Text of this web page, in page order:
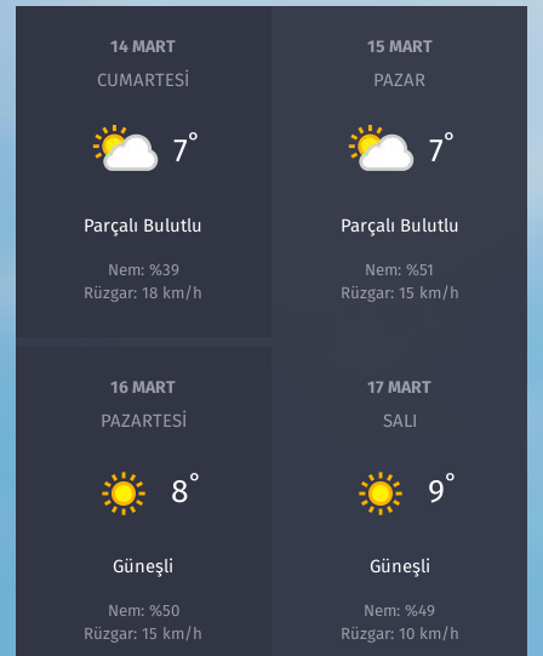
14 MART
CUMARTESI
7°
Parçalı Bulutlu
Nem: %39
Rüzgar: 18 km/h
15 MART
PAZAR
7°
Parçalı Bulutlu
Nem: %51
Rüzgar: 15 km/h
16 MART
PAZARTESI
8°
Güneşli
Nem: %50
Rüzgar: 15 km/h
17 MART
SALI
9°
Güneşli
Nem: %49
Rüzgar: 10 km/h